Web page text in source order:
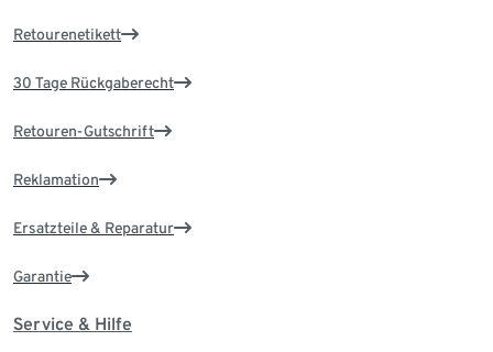
Retourenetikett
30 Tage Rückgaberecht
Retouren-Gutschrift
Reklamation
Ersatzteile & Reparatur
Garantie
Service & Hilfe